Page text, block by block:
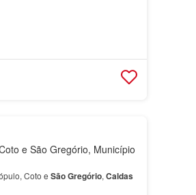
e São Gregório, Município
Coto e SãoGregório, Caldas